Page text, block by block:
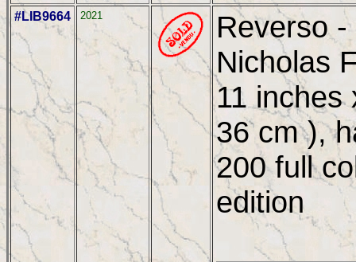
#LIB9664 2021
Reverso
Nicholas
11 inches
36 cm ),
200 full
edition